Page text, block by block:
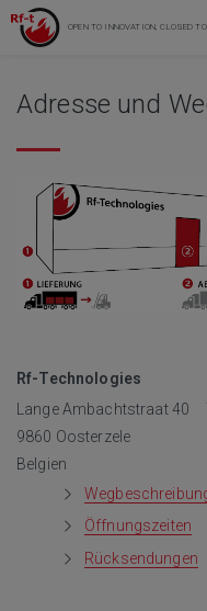
OPEN TO INNOVATION, CLOSED TO
Adresse und
Rf-Technologies
Lange Ambachtstraat 40
9860 Oosterzele
Belgien
Öffnungszeiten
Rücksendungen